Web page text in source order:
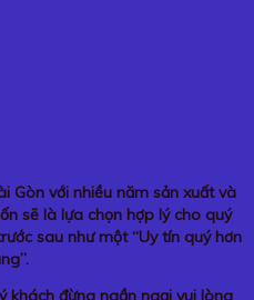
Gòn với nhiều năm sản xuất và
sẽ là lựa chọn hợp lý cho quý
sau như một “Uy tín quý hơn
khách đừng ngần ngại vui lòng